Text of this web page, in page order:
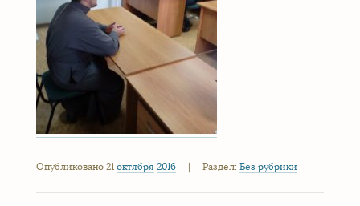
Опубликовано 21 октября 2016 | Раздел: Без рубрики